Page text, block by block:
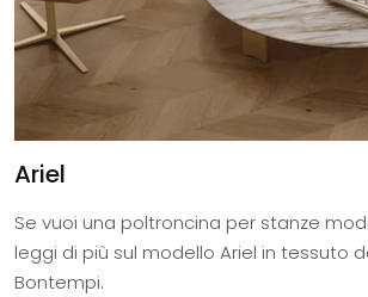
Ariel
Se vuoi una poltroncina per stanze
leggi di più sul modello Ariel in tessuto
Bontempi.